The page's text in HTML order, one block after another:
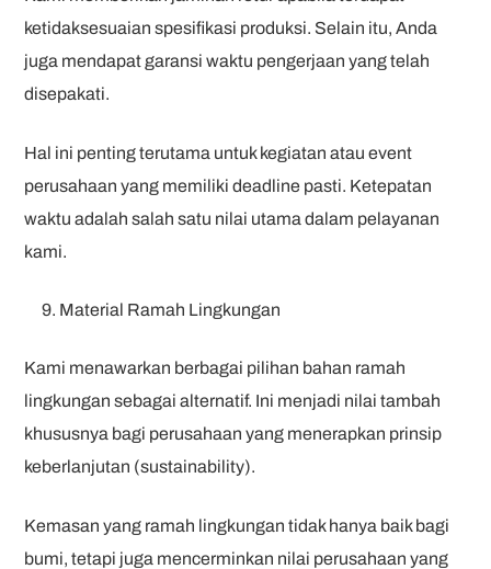
ketidaksesuaian spesifikasi produksi. Selain itu, Anda
juga mendapat garansi waktu pengerjaan yang telah
disepakati.
Hal ini penting terutama untuk kegiatan atau event
perusahaan yang memiliki deadline pasti. Ketepatan
waktu adalah salah satu nilai utama dalam pelayanan
kami.
Material Ramah Lingkungan
Kami menawarkan berbagai pilihan bahan ramah
lingkungan sebagai alternatif. Ini menjadi nilai tambah
khususnya bagi perusahaan yang menerapkan prinsip
keberlanjutan (sustainability).
Kemasan yang ramah lingkungan tidak hanya baik bagi
bumi, tetapi juga mencerminkan nilai perusahaan yang